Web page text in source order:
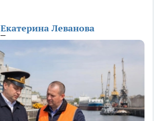
Екатерина Леванова